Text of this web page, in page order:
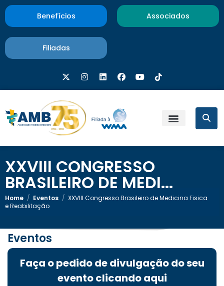
Benefícios Associados
Filiadas
XXVIII CONGRESSO
BRASILEIRO DE MEDI...
Home / Eventos / XXVIII Congresso Brasileiro de Medicina Fisica
e Reabilitação
Eventos
Faça o pedido de divulgação do seu
evento clicando aqui